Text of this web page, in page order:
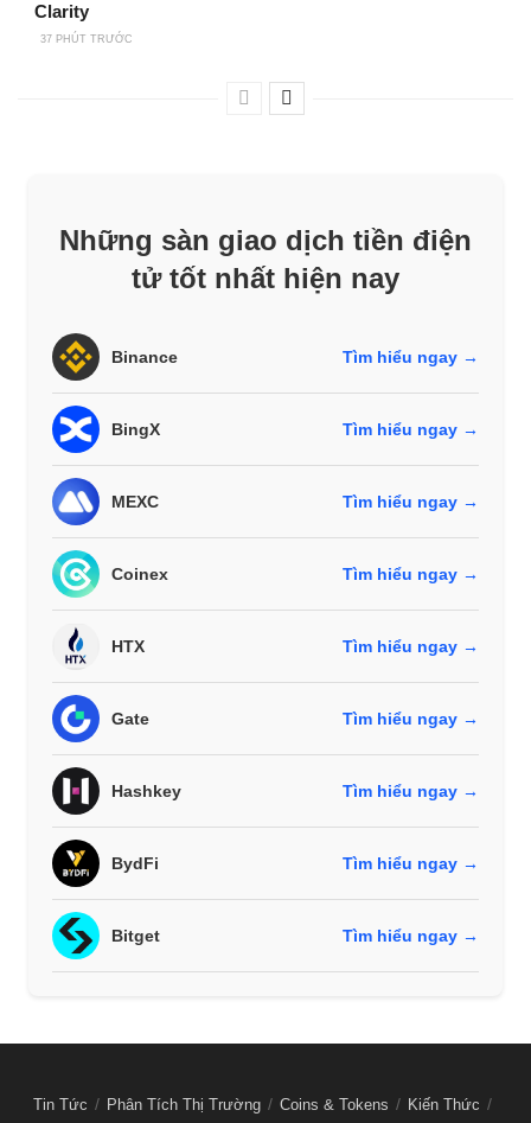
Clarity
37 PHÚT TRƯỚC
Những sàn giao dịch tiền điện
tử tốt nhất hiện nay
Binance Tìm hiểu ngay →
BingX Tìm hiểu ngay →
MEXC Tìm hiểu ngay →
Coinex Tìm hiểu ngay →
HTX Tìm hiểu ngay →
Gate Tìm hiểu ngay →
Hashkey Tìm hiểu ngay →
BydFi Tìm hiểu ngay →
Bitget Tìm hiểu ngay →
Tin Tức Phân Tích Thị Trường Coins & Tokens Kiến Thức